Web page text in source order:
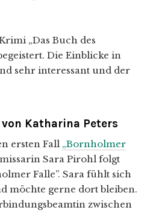
„Das Buch des
Die Einblicke in
sehr interessant und der
Katharina Peters
ersten Fall „Bornholmer
Sara Pirohl folgt
Falle”. Sara fühlt sich
möchte gerne dort bleiben.
zwischen